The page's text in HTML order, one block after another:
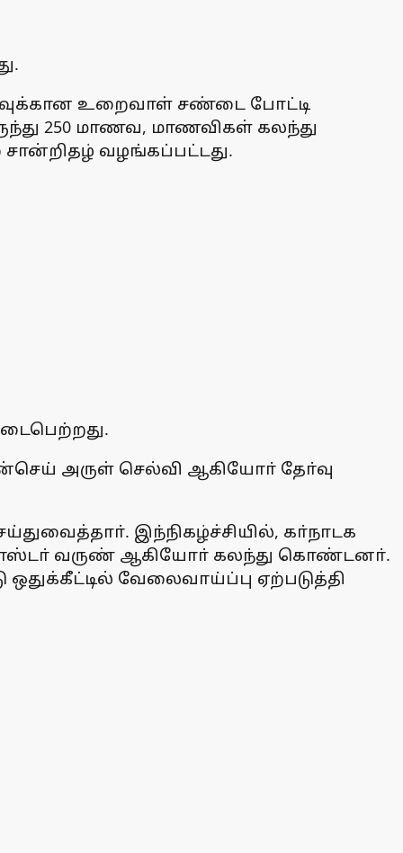
உறைவாள் சண்டை போட்டி
250 மாணவ, மாணவிகள் கலந்து
வழங்கப்பட்டது.
அருள் செல்வி ஆகியோா் தோ்வு
இந்நிகழ்ச்சியில், கா்நாடக
மாஸ்டா் வருண் ஆகியோா் கலந்து கொண்டனா்.
வேலைவாய்ப்பு ஏற்படுத்தி